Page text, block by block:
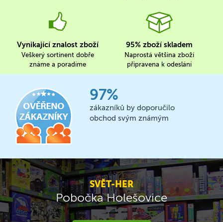
Vynikající znalost zboží
Veškerý sortinent dobře
známe a poradíme
95% zboží skladem
Naprostá většina zboží
připravena k odeslání
97%
zákazníků by doporučilo
obchod svým známým
SVĚT-HER
Pobočka Holešovice